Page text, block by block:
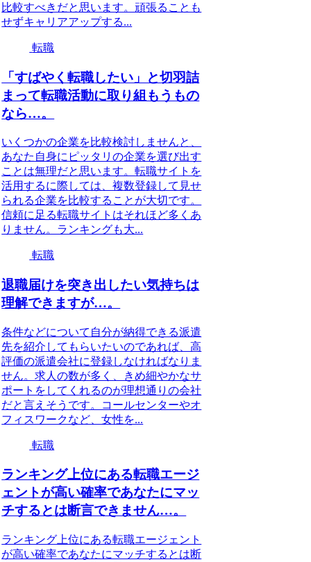
比較すべきだと思います。頑張ることも
せずキャリアアップする...
転職
「すばやく転職したい」と切羽詰
まって転職活動に取り組もうもの
なら…。
いくつかの企業を比較検討しませんと、
あなた自身にピッタリの企業を選び出す
ことは無理だと思います。転職サイトを
活用するに際しては、複数登録して見せ
られる企業を比較することが大切です。
信頼に足る転職サイトはそれほど多くあ
りません。ランキングも大...
転職
退職届けを突き出したい気持ちは
理解できますが…。
条件などについて自分が納得できる派遣
先を紹介してもらいたいのであれば、高
評価の派遣会社に登録しなければなりま
せん。求人の数が多く、きめ細やかなサ
ポートをしてくれるのが理想通りの会社
だと言えそうです。コールセンターやオ
フィスワークなど、女性を...
転職
ランキング上位にある転職エージ
ェントが高い確率であなたにマッ
チするとは断言できません…。
ランキング上位にある転職エージェント
が高い確率であなたにマッチするとは断